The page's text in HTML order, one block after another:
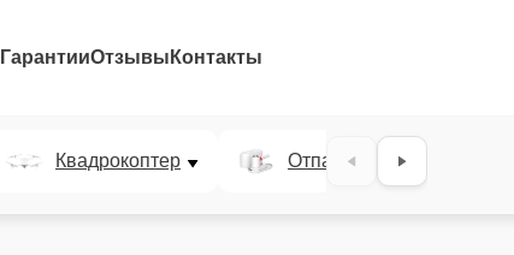
ГарантииОтзывы Контакты
Квадрокоптер Отпариватель